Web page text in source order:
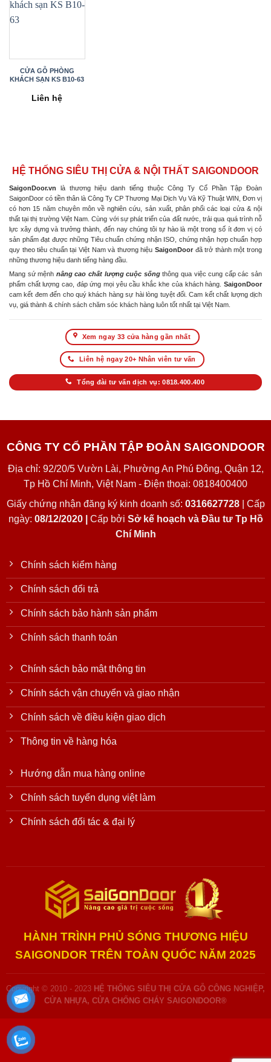
CỬA GỖ PHÒNG
KHÁCH SẠN KS B10-63
Liên hệ
HỆ THỐNG SIÊU THỊ CỬA & NỘI THẤT SAIGONDOOR
SaigonDoor.vn là thương hiệu danh tiếng thuộc Công Ty Cổ Phần Tập Đoàn
SaigonDoor có tiền thân là Công Ty CP Thương Mại Dịch Vụ Và Kỹ Thuật WIN, Đơn vị
có hơn 15 năm chuyên môn về nghiên cứu, sản xuất, phân phối các loại cửa & nội
thất tại thị trường Việt Nam. Cùng với sự phát triển của đất nước, trải qua quá trình nỗ
lực xây dựng và trưởng thành, đến nay chúng tôi tự hào là một trong số ít đơn vị có
sản phẩm đạt được những Tiêu chuẩn chứng nhận ISO, chứng nhận hợp chuẩn hợp
quy theo tiêu chuẩn tại Việt Nam và thương hiệu SaigonDoor đã trở thành một trong
những thương hiệu danh tiếng hàng đầu.
Mang sứ mệnh nâng cao chất lượng cuộc sốngthông qua việc cung cấp các sản
phẩm chất lượng cao, đáp ứng mọi yêu cầu khắc khe của khách hàng. SaigonDoor
cam kết đem đến cho quý khách hàng sự hài lòng tuyệt đối. Cam kết chất lượng dịch
vụ, giá thành & chính sách chăm sóc khách hàng luôn tốt nhất tại Việt Nam.
Xem ngay 33 cửa hàng gần nhất
Liên hệ ngay 20+ Nhân viên tư vấn
Tổng đài tư vấn dịch vụ: 0818.400.400
CÔNG TY CỔ PHẦN TẬP ĐOÀN SAIGONDOOR
Địa chỉ: 92/20/5 Vườn Lài, Phường An Phú Đông, Quận 12,
Tp Hồ Chí Minh, Việt Nam - Điện thoại: 0818400400
Giấy chứng nhận đăng ký kinh doanh số: 0316627728| Cấp
ngày: 08/12/2020 | Cấp bởi Sở kế hoạch và Đầu tư Tp Hồ
Chí Minh
Chính sách kiểm hàng
Chính sách đổi trả
Chính sách bảo hành sản phẩm
Chính sách thanh toán
Chính sách bảo mật thông tin
Chính sách vận chuyển và giao nhận
Chính sách về điều kiện giao dịch
Thông tin về hàng hóa
Hướng dẫn mua hàng online
Chính sách tuyển dụng việt làm
Chính sách đối tác & đại lý
HÀNH TRÌNH PHỦ SÓNG THƯƠNG HIỆU
SAIGONDOR TRÊN TOÀN QUỐC NĂM 2025
Copyright © 2010 - 2023 HỆ THỐNG SIÊU THỊ CỬA GỖ CÔNG NGHIỆP,
CỬA NHỰA, CỬA CHỐNG CHÁY SAIGONDOOR®